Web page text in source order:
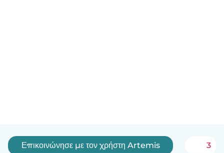
Επικοινώνησε με τον χρήστη Artemis 3